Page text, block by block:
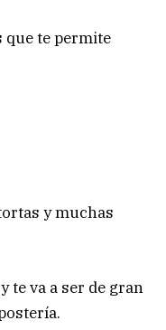
que te permite
y muchas
te va a ser de gran